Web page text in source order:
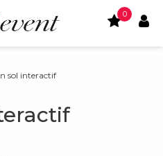
0
sol interactif